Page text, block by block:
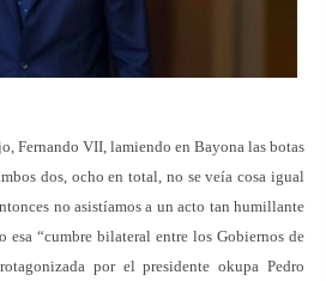
Fernando VII, lamiendo en Bayona las botas
dos, ocho en total, no se veía cosa igual
no asistíamos a un acto tan humillante
esa “cumbre bilateral entre los Gobiernos de
por el presidente okupa Pedro